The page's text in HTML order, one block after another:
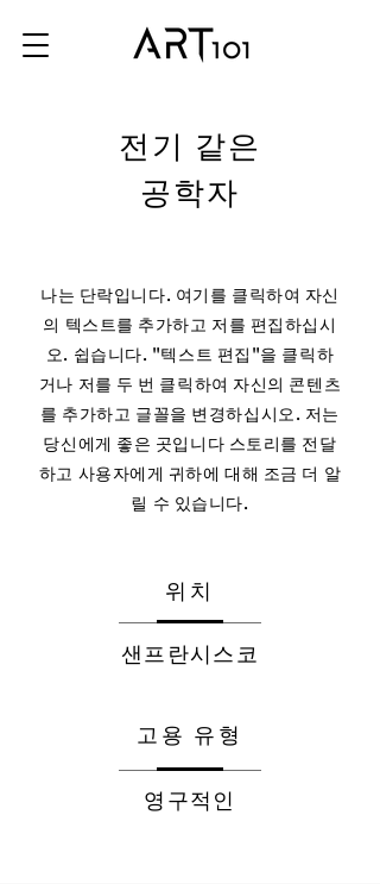
전기 같은
공학자
나는 단락입니다. 여기를 클릭하여 자신
의 텍스트를 추가하고 저를 편집하십시
오. 쉽습니다. "텍스트 편집"을 클릭하
거나 저를 두 번 클릭하여 자신의 콘텐츠
를 추가하고 글꼴을 변경하십시오. 저는
당신에게 좋은 곳입니다 스토리를 전달
하고 사용자에게 귀하에 대해 조금 더 알
릴 수 있습니다.
위치
샌프란시스코
고용 유형
영구적인